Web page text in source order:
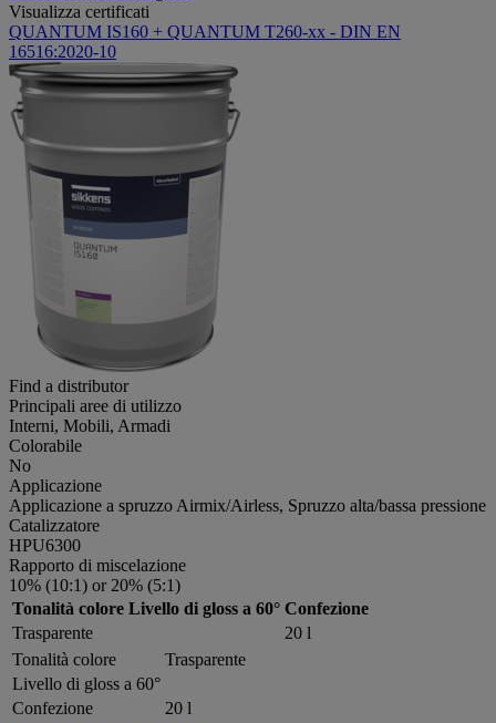
Visualizza certificati
QUANTUM IS160 + QUANTUM T260-xx - DIN EN
16516:2020-10
Find a distributor
Principali aree di utilizzo
Interni, Mobili, Armadi
Colorabile
No
Applicazione
Applicazione a spruzzo Airmix/Airless, Spruzzo alta/bassa pressione
Catalizzatore
HPU6300
Rapporto di miscelazione
10% (10:1) or 20% (5:1)
Tonalità colore Livello di gloss a 60° Confezione
Trasparente
20 l
Tonalità colore
Trasparente
Livello di gloss a 60°
Confezione
20 l